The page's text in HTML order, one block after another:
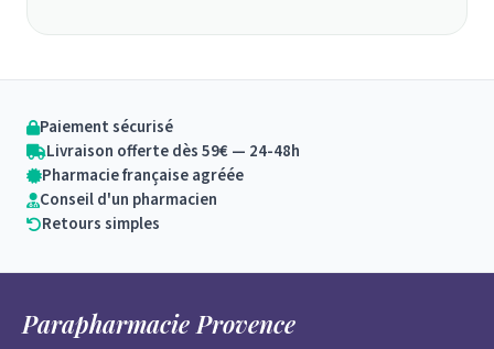
Paiement sécurisé
Livraison offerte dès 59€ — 24-48h
Pharmacie française agréée
Conseil d'un pharmacien
Retours simples
Parapharmacie Provence